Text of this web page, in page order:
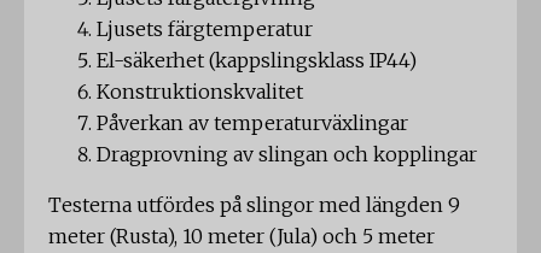
Ljusets färgtemperatur
El-säkerhet (kappslingsklass IP44)
Konstruktionskvalitet
Påverkan av temperaturväxlingar
Dragprovning av slingan och kopplingar
Testerna utfördes på slingor med längden 9
meter (Rusta), 10 meter (Jula) och 5 meter